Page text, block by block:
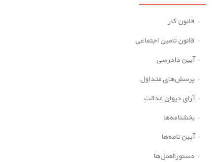
قانون کار
قانون تامین اجتماعی
آیین دادرسی
پرسش‌های متداول
آرای دیوان عدالت
بخشنامه‌ها
آیین نامه‌ها
دستورالعمل‌ها